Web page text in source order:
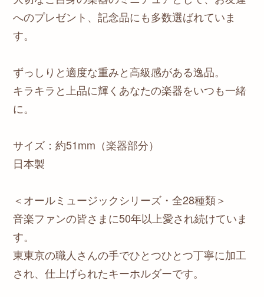
へのプレゼント、記念品にも多数選ばれていま
す。
ずっしりと適度な重みと高級感がある逸品。
キラキラと上品に輝くあなたの楽器をいつも一緒
に。
サイズ：約51mm（楽器部分）
日本製
＜オールミュージックシリーズ・全28種類＞
音楽ファンの皆さまに50年以上愛され続けていま
す。
東東京の職人さんの手でひとつひとつ丁寧に加工
され、仕上げられたキーホルダーです。